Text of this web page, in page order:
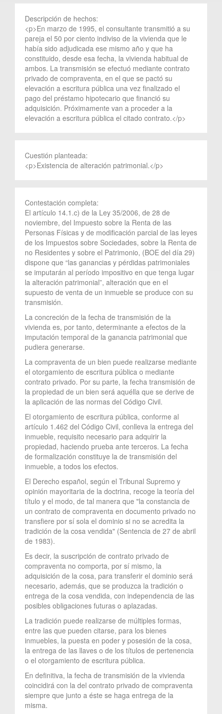
Descripción de hechos:
<p>En marzo de 1995, el consultante transmitió a su
pareja el 50 por ciento indiviso de la vivienda que le
había sido adjudicada ese mismo año y que ha
constituido, desde esa fecha, la vivienda habitual de
ambos. La transmisión se efectuó mediante contrato
privado de compraventa, en el que se pactó su
elevación a escritura pública una vez finalizado el
pago del préstamo hipotecario que financió su
adquisición. Próximamente van a proceder a la
elevación a escritura pública el citado contrato.</p>
Cuestión planteada:
<p>Existencia de alteración patrimonial.</p>
Contestación completa:
El artículo 14.1.c) de la Ley 35/2006, de 28 de
noviembre, del Impuesto sobre la Renta de las
Personas Físicas y de modificación parcial de las leyes
de los Impuestos sobre Sociedades, sobre la Renta de
no Residentes y sobre el Patrimonio, (BOE del día 29)
dispone que “las ganancias y pérdidas patrimoniales
se imputarán al período impositivo en que tenga lugar
la alteración patrimonial”, alteración que en el
supuesto de venta de un inmueble se produce con su
transmisión.
La concreción de la fecha de transmisión de la
vivienda es, por tanto, determinante a efectos de la
imputación temporal de la ganancia patrimonial que
pudiera generarse.
La compraventa de un bien puede realizarse mediante
el otorgamiento de escritura pública o mediante
contrato privado. Por su parte, la fecha transmisión de
la propiedad de un bien será aquélla que se derive de
la aplicación de las normas del Código Civil.
El otorgamiento de escritura pública, conforme al
artículo 1.462 del Código Civil, conlleva la entrega del
inmueble, requisito necesario para adquirir la
propiedad, haciendo prueba ante terceros. La fecha
de formalización constituye la de transmisión del
inmueble, a todos los efectos.
El Derecho español, según el Tribunal Supremo y
opinión mayoritaria de la doctrina, recoge la teoría del
título y el modo, de tal manera que "la constancia de
un contrato de compraventa en documento privado no
transfiere por sí sola el dominio si no se acredita la
tradición de la cosa vendida" (Sentencia de 27 de abril
de 1983).
Es decir, la suscripción de contrato privado de
compraventa no comporta, por sí mismo, la
adquisición de la cosa, para transferir el dominio será
necesario, además, que se produzca la tradición o
entrega de la cosa vendida, con independencia de las
posibles obligaciones futuras o aplazadas.
La tradición puede realizarse de múltiples formas,
entre las que pueden citarse, para los bienes
inmuebles, la puesta en poder y posesión de la cosa,
la entrega de las llaves o de los títulos de pertenencia
o el otorgamiento de escritura pública.
En definitiva, la fecha de transmisión de la vivienda
coincidirá con la del contrato privado de compraventa
siempre que junto a éste se haga entrega de la
misma.